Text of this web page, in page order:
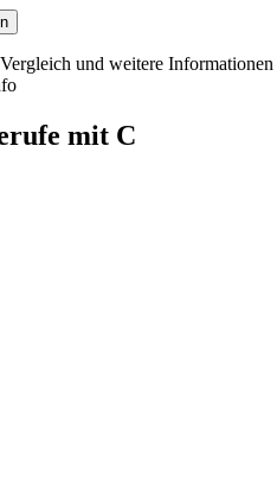
und weitere Informationen
mit C